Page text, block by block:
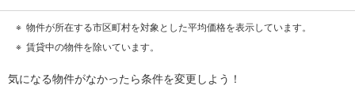
物件が所在する市区町村を対象とした平均価格を表示しています。
賃貸中の物件を除いています。
気になる物件がなかったら条件を変更しよう！